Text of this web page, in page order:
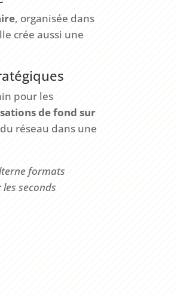
, organisée dans
crée aussi une
pour les
de fond sur
réseau dans une
formats
seconds